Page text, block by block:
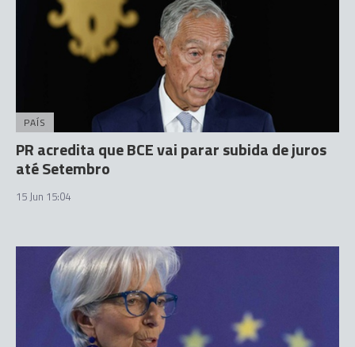
PAÍS
PR acredita que BCE vai parar subida de juros
até Setembro
15 Jun 15:04